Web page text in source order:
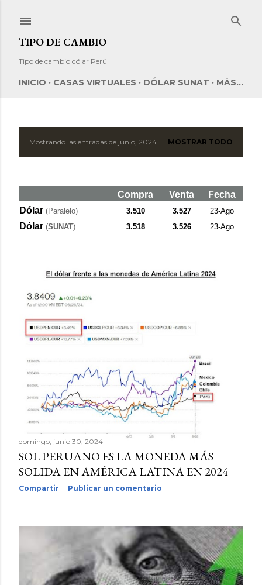
TIPO DE CAMBIO
Tipo de cambio dólar Perú
INICIO CASAS VIRTUALES DÓLAR SUNAT MÁS…
E
t
r
Mostrando las entradas de junio, 2024 MOSTRAR TODO
Compra Venta
Fecha
Dólar (Paralelo) 3.510 3.527 23-Ago
Dólar (SUNAT) 3.518 3.526 23-Ago
domingo, junio 30, 2024
SOL PERUANO ES LA MONEDA MÁS
SOLIDA EN AMÉRICA LATINA EN 2024
Compartir Publicar un comentario